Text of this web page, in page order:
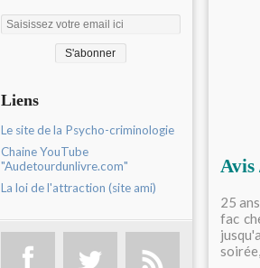
Liens
Le site de la Psycho-criminologie
Chaine YouTube
"Audetourdunlivre.com"
La loi de l'attraction (site ami)
25
fac